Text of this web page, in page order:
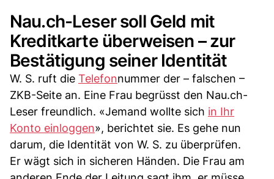
Nau.ch-Leser soll Geld mit
Kreditkarte überweisen – zur
Bestätigung seiner Identität
W. S. ruft die Telefonnummer der – falschen –
ZKB-Seite an. Eine Frau begrüsst den Nau.ch-
Leser freundlich. «Jemand wollte sich in Ihr
Konto einloggen», berichtet sie. Es gehe nun
darum, die Identität von W. S. zu überprüfen.
Er wägt sich in sicheren Händen. Die Frau am